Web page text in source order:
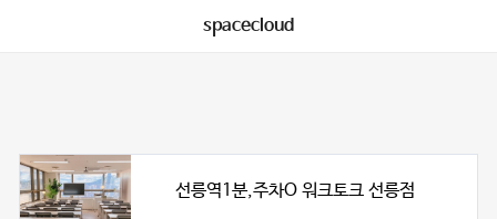
spacecloud
선릉역1분,주차O 워크토크 선릉점